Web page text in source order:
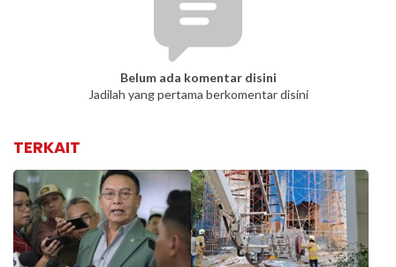
Belum ada komentar disini
Jadilah yang pertama berkomentar disini
TERKAIT